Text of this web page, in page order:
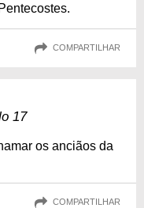
COMPARTILHAR
17
os anciãos da
COMPARTILHAR